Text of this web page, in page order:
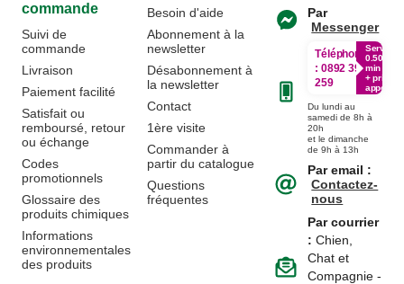
commande
Suivi de
commande
Livraison
Paiement facilité
Satisfait ou
remboursé, retour
ou échange
Codes
promotionnels
Glossaire des
produits chimiques
Informations
environnementales
des produits
Besoin d'aide
Abonnement à la
newsletter
Désabonnement à
la newsletter
Contact
1ère visite
Commander à
partir du catalogue
Questions
fréquentes
Par
Messenger
Téléphone
: 0892 390
259
Service
0.50€ /
min
+ prix
appel
Du lundi au
samedi de 8h à
20h
et le dimanche
de 9h à 13h
Par email :
Contactez-
nous
Par courrier
: Chien,
Chat et
Compagnie -